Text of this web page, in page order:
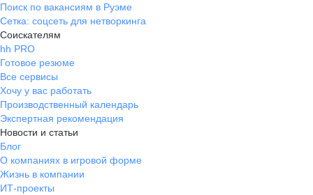
Поиск по вакансиям в Руэме
Сетка: соцсеть для нетворкинга
Соискателям
hh PRO
Готовое резюме
Все сервисы
Хочу у вас работать
Производственный календарь
Экспертная рекомендация
Новости и статьи
Блог
О компаниях в игровой форме
Жизнь в компании
ИТ-проекты